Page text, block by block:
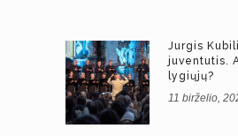
Jurgis
juventutis.
lygiųjų?
11 birželio,